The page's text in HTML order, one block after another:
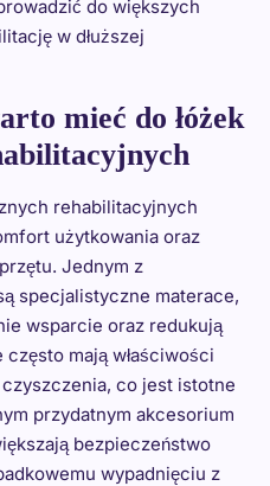
do większych
w dłuższej
mieć do łóżek
rehabilitacyjnych
użytkowania oraz
Jednym z
specjalistyczne materace,
wsparcie oraz redukują
mają właściwości
co jest istotne
przydatnym akcesorium
bezpieczeństwo
wypadnięciu z